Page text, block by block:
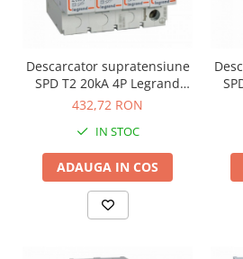
Descarcator supratensiune
SPD T2 20kA 4P Legrand
412223
432,72 RON
IN STOC
ADAUGA IN COS